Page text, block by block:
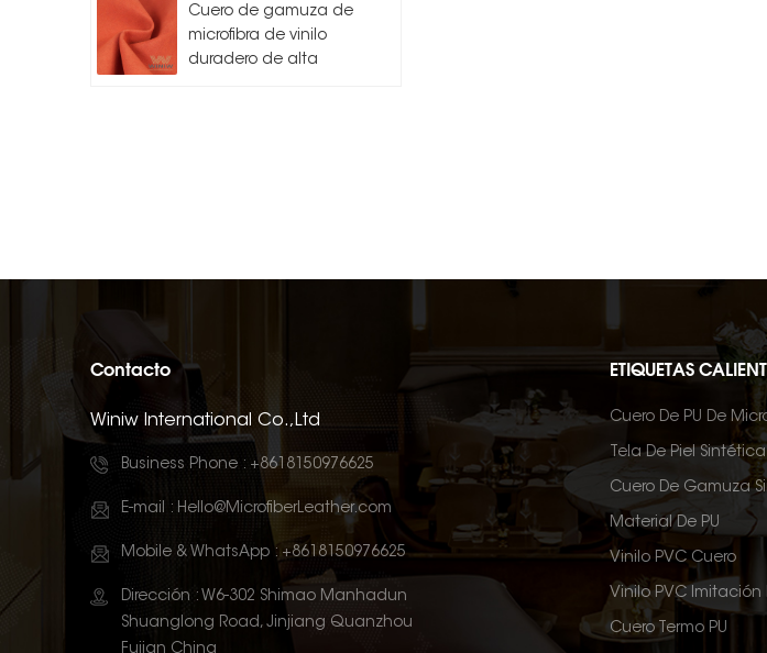
Cuero de gamuza de
microfibra de vinilo
duradero de alta
Contacto
Winiw International Co.,Ltd
Business Phone : +8618150976625
E-mail : Hello@MicrofiberLeather.com
Mobile & WhatsApp : +8618150976625
Dirección : W6-302 Shimao Manhadun
Shuanglong Road, Jinjiang Quanzhou
Fujian China
ETIQUETAS
Cuero De PU De
Tela De Piel
Cuero De Gamuza
Material De PU
Vinilo PVC Cuero
Vinilo PVC Imitación
Cuero Termo PU